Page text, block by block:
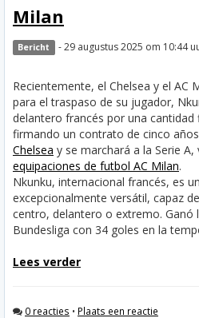
Milan
Bericht - 29 augustus 2025 om 10:44
Recientemente, el Chelsea y el AC
para el traspaso de su jugador,
delantero francés por una
firmando un contrato de cinco
Chelsea y se marchará a la Serie
equipaciones de futbol AC Milan.
Nkunku, internacional francés, es
excepcionalmente versátil, capaz
centro, delantero o extremo. Ganó
Bundesliga con 34 goles en la
Lees verder
0 reacties • Plaats een reactie